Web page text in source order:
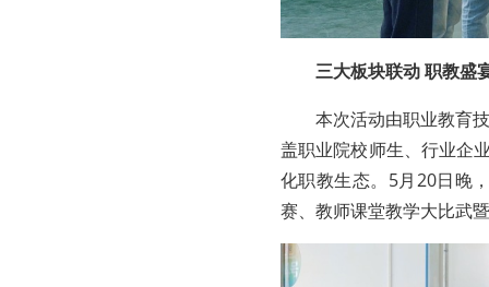
三大板块联动 职教盛
本次活动由职业教育
盖职业院校师生、行业企
化职教生态。5月20日晚
赛、教师课堂教学大比武